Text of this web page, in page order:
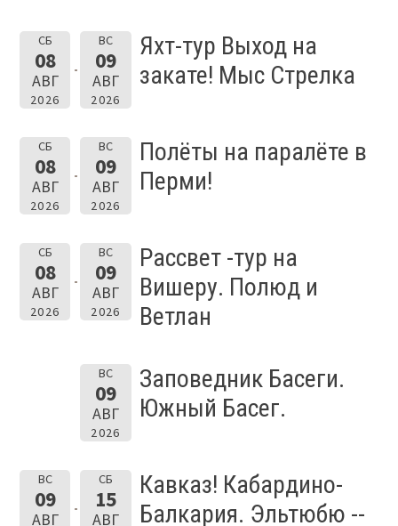
СБ
08
АВГ
2026
ВС
09
АВГ
2026
Яхт-тур Выход на
закате! Мыс Стрелка
СБ
08
АВГ
2026
ВС
09
АВГ
2026
Полёты на паралёте в
Перми!
СБ
08
АВГ
2026
ВС
09
АВГ
2026
Рассвет -тур на
Вишеру. Полюд и
Ветлан
ВС
09
АВГ
2026
Заповедник Басеги.
Южный Басег.
ВС
09
АВГ
СБ
15
АВГ
Кавказ! Кабардино-
Балкария. Эльтюбю --